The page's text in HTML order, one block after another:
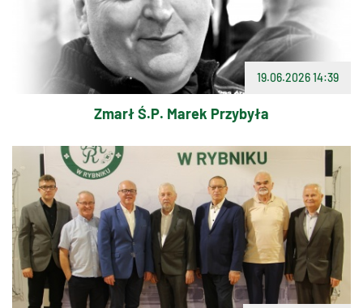
19.06.2026 14:39
Zmarł Ś.P. Marek Przybyła